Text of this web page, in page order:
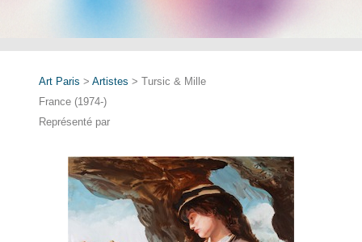
Art Paris > Artistes > Tursic & Mille
France (1974-)
Représenté par